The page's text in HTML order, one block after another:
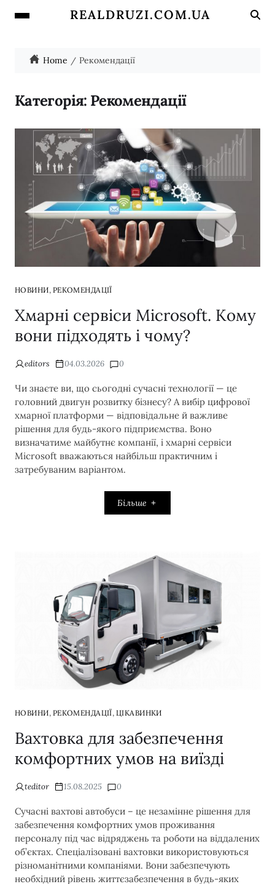
REALDRUZI.COM.UA
Home Рекомендації
Категорія: Рекомендації
НОВИНИ, РЕКОМЕНДАЦІЇ
Хмарні сервіси Microsoft. Кому
вони підходять і чому?
editors 04.03.2026 0
Чи знаєте ви, що сьогодні сучасні технології — це
головний двигун розвитку бізнесу? А вибір цифрової
хмарної платформи — відповідальне й важливе
рішення для будь-якого підприємства. Воно
визначатиме майбутнє компанії, і хмарні сервіси
Microsoft вважаються найбільш практичним і
затребуваним варіантом.
Більше
НОВИНИ, РЕКОМЕНДАЦІЇ, ЦІКАВИНКИ
Вахтовка для забезпечення
комфортних умов на виїзді
teditor 15.08.2025 0
Сучасні вахтові автобуси – це незамінне рішення для
забезпечення комфортних умов проживання
персоналу під час відряджень та роботи на віддалених
об’єктах. Спеціалізовані вахтовки використовуються
різноманітними компаніями. Вони забезпечують
необхідний рівень життєзабезпечення в будь-яких